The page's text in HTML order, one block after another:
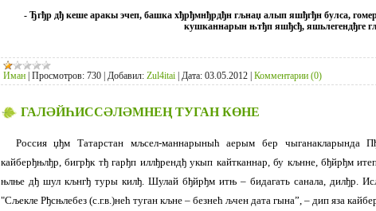
- Ђгђр дђ кеше аракы эчеп, башка хђрђмнђрдђн гљнаџ алып яшђгђн булса,
кушканнарын њтђп яшђсђ, яшьлегендђге
Иман | Просмотров: 730 | Добавил: Zul4itai | Дата: 03.05.2012 | Комментарии (0)
ГАЛӘЙҺИССӘЛӘМНЕҢ ТУГАН КӨНЕ
Россия џђм Татарстан мљсел-маннарыныћ аерым бер чыганакларында
кайберђњлђр, бигрђк тђ гарђп иллђрендђ укып кайтканнар, бу кљнне, бђйрђм
њлње дђ шул кљнгђ туры килђ. Шулай бђйрђм итњ – бидагать санала, дилђр.
"Сљекле Рђсњлебез (с.г.в.)нећ туган кљне – безнећ љчен дата гына”, – дип яза кайбер